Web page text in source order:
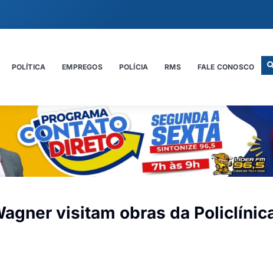
POLÍTICA EMPREGOS POLÍCIA RMS FALE CONOSCO
visitam obras da